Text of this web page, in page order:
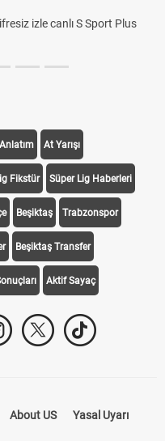
izle canlı S Sport Plus
At Yarışı
Fikstür Süper Lig Haberleri
Beşiktaş Trabzonspor
Beşiktaş Transfer
Aktif Sayaç
About US Yasal Uyarı